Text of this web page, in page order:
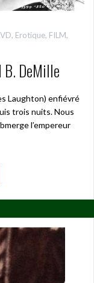
, Erotique, FILM,
B. DeMille
Laughton) enfiévré
trois nuits. Nous
l’empereur